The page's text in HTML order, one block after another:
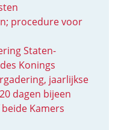
procedure voor
Staten-
Konings
jaarlijkse
dagen bijeen
Kamers